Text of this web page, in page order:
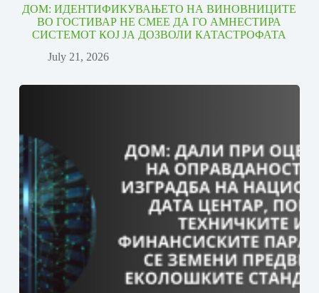
ДОМ: ИДЕНТИФИКУВАЊЕТО НА ВИНОВНИЦИТЕ
ВО ГОСТИВАР НЕ СМЕЕ ДА ГО АМНЕСТИРА
СИСТЕМОТ КОЈ ЈА ДОЗВОЛИ КАТАСТРОФАТА
July 21, 2026